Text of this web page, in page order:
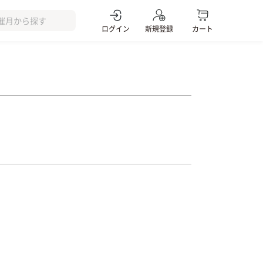
ログイン 新規登録 カート